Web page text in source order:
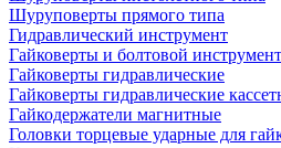
Шуруповерты прямого типа
Гидравлический инструмент
Гайковерты и болтовой инструмент
Гайковерты гидравлические
Гайковерты гидравлические
Гайкодержатели магнитные
Головки торцевые ударные для